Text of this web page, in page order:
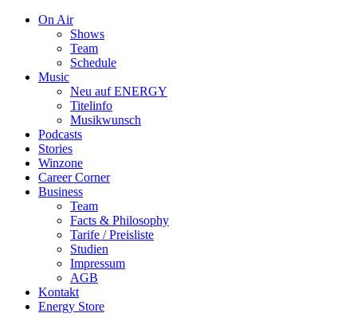
On Air
Shows
Team
Schedule
Music
Neu auf ENERGY
Titelinfo
Musikwunsch
Podcasts
Stories
Winzone
Career Corner
Business
Team
Facts & Philosophy
Tarife / Preisliste
Studien
Impressum
AGB
Kontakt
Energy Store